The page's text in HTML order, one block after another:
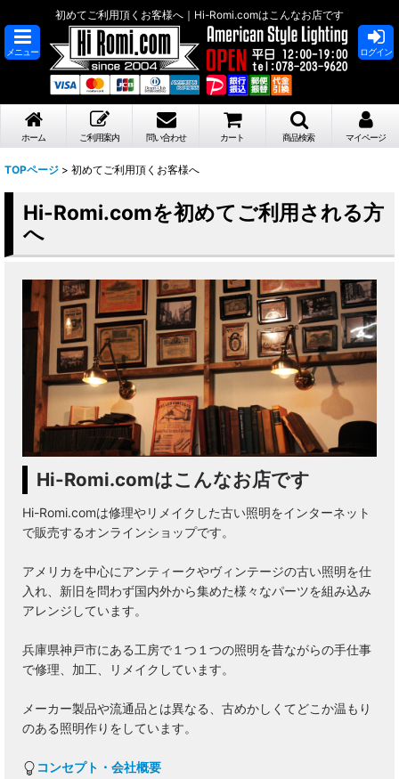
初めてご利用頂くお客様へ｜Hi-Romi.comはこんなお店です
メニュー ログイン
ホーム ご利用案内 問い合わせ カート 商品検索 マイページ
TOPページ > 初めてご利用頂くお客様へ
Hi-Romi.comを初めてご利用される方
へ
Hi-Romi.comはこんなお店です
Hi-Romi.comは修理やリメイクした古い照明をインターネット
で販売するオンラインショップです。
アメリカを中心にアンティークやヴィンテージの古い照明を仕
入れ、新旧を問わず国内外から集めた様々なパーツを組み込み
アレンジしています。
兵庫県神戸市にある工房で１つ１つの照明を昔ながらの手仕事
で修理、加工、リメイクしています。
メーカー製品や流通品とは異なる、古めかしくてどこか温もり
のある照明作りをしています。
コンセプト・会社概要